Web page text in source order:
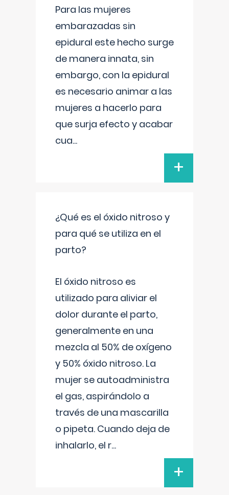
Para las mujeres
embarazadas sin
epidural este hecho surge
de manera innata, sin
embargo, con la epidural
es necesario animar a las
mujeres a hacerlo para
que surja efecto y acabar
cua...
+
¿Qué es el óxido nitroso y
para qué se utiliza en el
parto?
El óxido nitroso es
utilizado para aliviar el
dolor durante el parto,
generalmente en una
mezcla al 50% de oxígeno
y 50% óxido nitroso. La
mujer se autoadministra
el gas, aspirándolo a
través de una mascarilla
o pipeta. Cuando deja de
inhalarlo, el r...
+